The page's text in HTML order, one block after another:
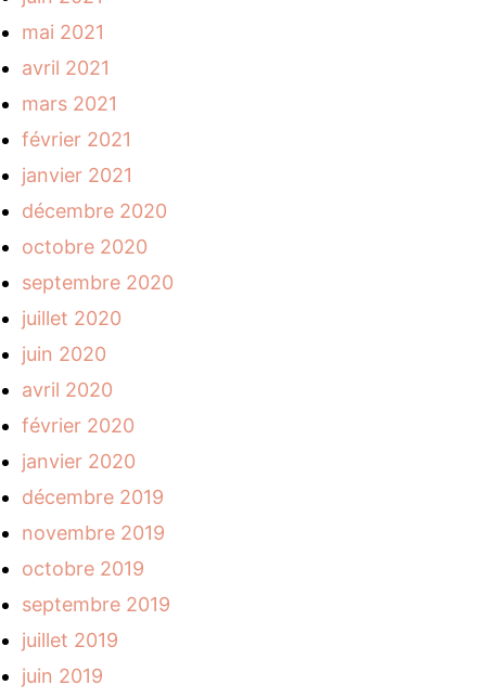
mai 2021
avril 2021
mars 2021
février 2021
janvier 2021
décembre 2020
octobre 2020
septembre 2020
juillet 2020
juin 2020
avril 2020
février 2020
janvier 2020
décembre 2019
novembre 2019
octobre 2019
septembre 2019
juillet 2019
juin 2019